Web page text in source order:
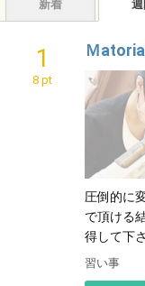
中国
四
新着 週
1
8 pt
Ｍ
圧倒的に
で頂ける
得して下
習い事